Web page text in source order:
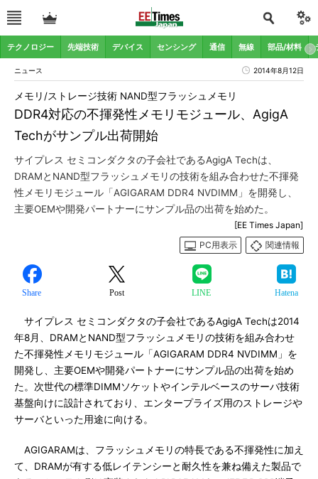
テクノロジー 先端技術 デバイス センシング 通信 無線 部品/材料
ニュース 2014年8月12日
DDR4対応の不揮発性メモリモジュール、AgigA
Techがサンプル出荷開始
メモリ/ストレージ技術 NAND型フラッシュメモリ
サイプレス セミコンダクタの子会社であるAgigA Techは、
DRAMとNAND型フラッシュメモリの技術を組み合わせた不揮発
性メモリモジュール「AGIGARAM DDR4 NVDIMM」を開発し、
主要OEMや開発パートナーにサンプル品の出荷を始めた。
[EE Times Japan]
PC用表示
関連情報
Share Post LINE Hatena
サイプレス セミコンダクタの子会社であるAgigA Techは2014
年8月、DRAMとNAND型フラッシュメモリの技術を組み合わせ
た不揮発性メモリモジュール「AGIGARAM DDR4 NVDIMM」を
開発し、主要OEMや開発パートナーにサンプル品の出荷を始め
た。次世代の標準DIMMソケットやインテルベースのサーバ技術
基盤向けに設計されており、エンタープライズ用のストレージや
サーバといった用途に向ける。
AGIGARAMは、フラッシュメモリの特長である不揮発性に加え
て、DRAMが有する低レイテンシーと耐久性を兼ね備えた製品で